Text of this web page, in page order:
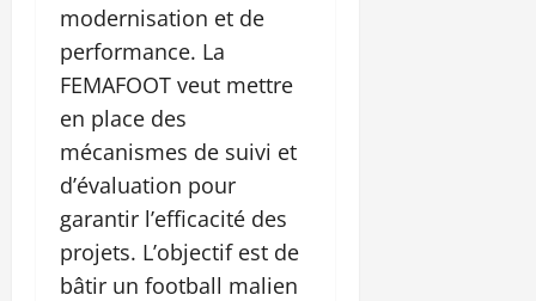
modernisation et de
performance. La
FEMAFOOT veut mettre
en place des
mécanismes de suivi et
d’évaluation pour
garantir l’efficacité des
projets. L’objectif est de
bâtir un football malien